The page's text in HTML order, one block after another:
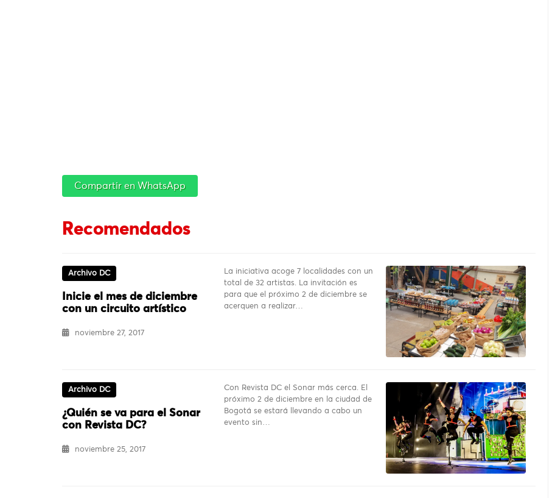
Compartir en WhatsApp
Recomendados
Archivo DC
Inicie el mes de diciembre
con un circuito artístico
noviembre 27, 2017
La iniciativa acoge 7 localidades con un
total de 32 artistas. La invitación es
para que el próximo 2 de diciembre se
acerquen a realizar…
Archivo DC
¿Quién se va para el Sonar
con Revista DC?
noviembre 25, 2017
Con Revista DC el Sonar más cerca. El
próximo 2 de diciembre en la ciudad de
Bogotá se estará llevando a cabo un
evento sin…